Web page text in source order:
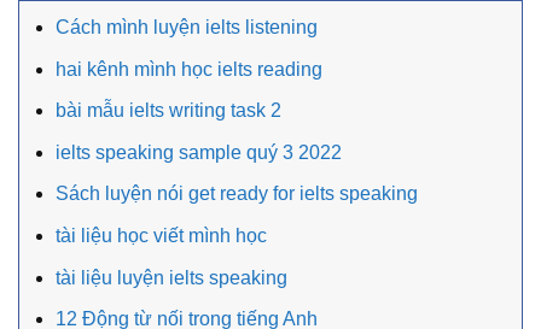
Cách mình luyện ielts listening
hai kênh mình học ielts reading
bài mẫu ielts writing task 2
ielts speaking sample quý 3 2022
Sách luyện nói get ready for ielts speaking
tài liệu học viết mình học
tài liệu luyện ielts speaking
12 Động từ nối trong tiếng Anh